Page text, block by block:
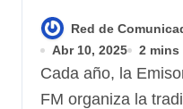
Monseñor
Gerardi
Red de
Abr 10, 2025
2 mins
Cada año, la Emisora Estéreo Gerardi 107.9
FM organiza la